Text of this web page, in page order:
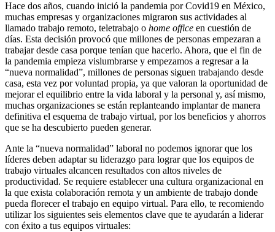
Hace dos años, cuando inició la pandemia por Covid19 en México,
muchas empresas y organizaciones migraron sus actividades al
llamado trabajo remoto, teletrabajo o home office en cuestión de
días. Esta decisión provocó que millones de personas empezaran a
trabajar desde casa porque tenían que hacerlo. Ahora, que el fin de
la pandemia empieza vislumbrarse y empezamos a regresar a la
“nueva normalidad”, millones de personas siguen trabajando desde
casa, esta vez por voluntad propia, ya que valoran la oportunidad de
mejorar el equilibrio entre la vida laboral y la personal y, así mismo,
muchas organizaciones se están replanteando implantar de manera
definitiva el esquema de trabajo virtual, por los beneficios y ahorros
que se ha descubierto pueden generar.
Ante la “nueva normalidad” laboral no podemos ignorar que los
líderes deben adaptar su liderazgo para lograr que los equipos de
trabajo virtuales alcancen resultados con altos niveles de
productividad. Se requiere establecer una cultura organizacional en
la que exista colaboración remota y un ambiente de trabajo donde
pueda florecer el trabajo en equipo virtual. Para ello, te recomiendo
utilizar los siguientes seis elementos clave que te ayudarán a liderar
con éxito a tus equipos virtuales: